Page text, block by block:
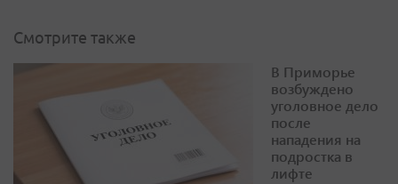
Смотрите также
В Приморье
возбуждено
уголовное дело
после
нападения на
подростка в
лифте